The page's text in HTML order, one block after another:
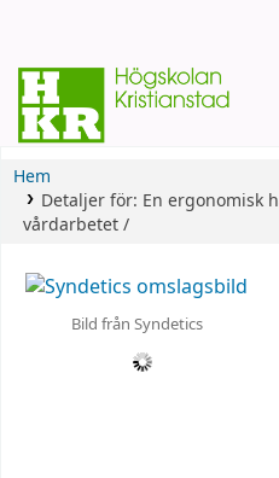
Hem
Detaljer för: En ergonomisk
vårdarbetet /
Bild från Syndetics